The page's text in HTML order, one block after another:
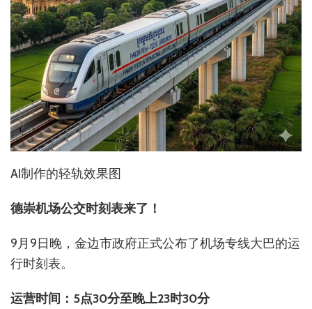
AI制作的轻轨效果图
德崇机场公交时刻表来了！
9月9日晚，金边市政府正式公布了机场专线大巴的运
行时刻表。
运营时间：5点30分至晚上23时30分